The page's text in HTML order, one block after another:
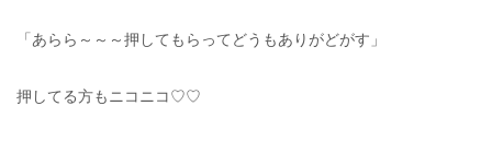
「あらら～～～押してもらってどうもありがどがす」
押してる方もニコニコ♡♡